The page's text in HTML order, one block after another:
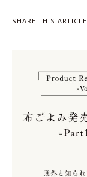
SHARE THIS ARTICLE